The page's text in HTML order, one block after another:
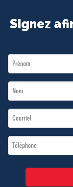
Signez
First
Name
Last
Name
Email
*
Téléphone
*